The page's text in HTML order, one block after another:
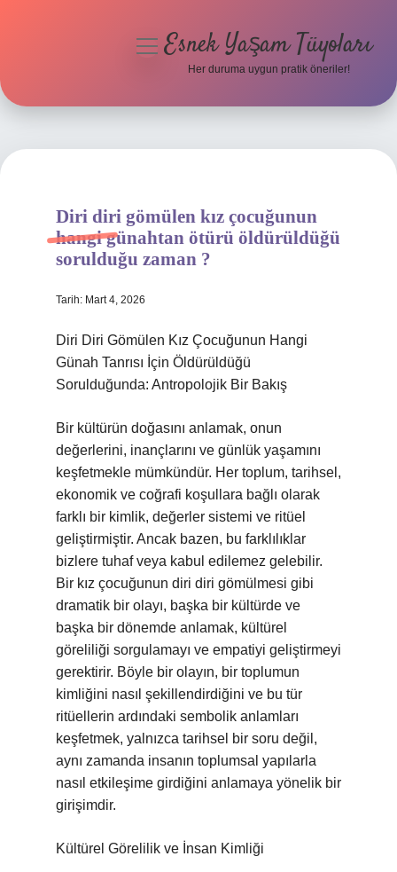
Hakkımızda
menüyüEsnek Yaşam Tüyoları
Her duruma uygun pratik öneriler!
Diri diri gömülen kız çocuğunun
hangi günahtan ötürü öldürüldüğü
sorulduğu zaman ?
Tarih: Mart 4, 2026
Diri Diri Gömülen Kız Çocuğunun Hangi
Günah Tanrısı İçin Öldürüldüğü
Sorulduğunda: Antropolojik Bir Bakış
Bir kültürün doğasını anlamak, onun
değerlerini, inançlarını ve günlük yaşamını
keşfetmekle mümkündür. Her toplum, tarihsel,
ekonomik ve coğrafi koşullara bağlı olarak
farklı bir kimlik, değerler sistemi ve ritüel
geliştirmiştir. Ancak bazen, bu farklılıklar
bizlere tuhaf veya kabul edilemez gelebilir.
Bir kız çocuğunun diri diri gömülmesi gibi
dramatik bir olayı, başka bir kültürde ve
başka bir dönemde anlamak, kültürel
göreliliği sorgulamayı ve empatiyi geliştirmeyi
gerektirir. Böyle bir olayın, bir toplumun
kimliğini nasıl şekillendirdiğini ve bu tür
ritüellerin ardındaki sembolik anlamları
keşfetmek, yalnızca tarihsel bir soru değil,
aynı zamanda insanın toplumsal yapılarla
nasıl etkileşime girdiğini anlamaya yönelik bir
girişimdir.
Kültürel Görelilik ve İnsan Kimliği